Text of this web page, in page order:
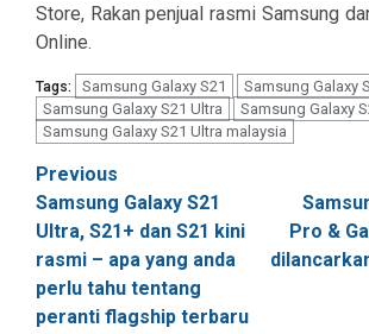
Store, Rakan penjual rasmi Samsung
Online.
Tags: Samsung Galaxy S21
Samsung Galaxy
Samsung Galaxy S21 Ultra
Samsung Galaxy
Samsung Galaxy S21 Ultra malaysia
Post
navigation
Previous
Samsung Galaxy S21
Ultra, S21+ dan S21 kini
rasmi – apa yang anda
perlu tahu tentang
peranti flagship terbaru
Pro &